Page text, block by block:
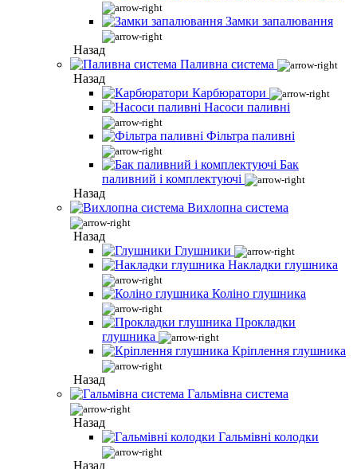
Замки запалювання
Назад
Паливна система
Назад
Карбюратори
Насоси паливні
Фільтра паливні
Бак
паливний і комплектуючі
Назад
Вихлопна система
Назад
Глушники
Накладки глушника
Коліно глушника
Прокладки
глушника
Кріплення глушника
Назад
Гальмівна система
Назад
Гальмівні колодки
Назад